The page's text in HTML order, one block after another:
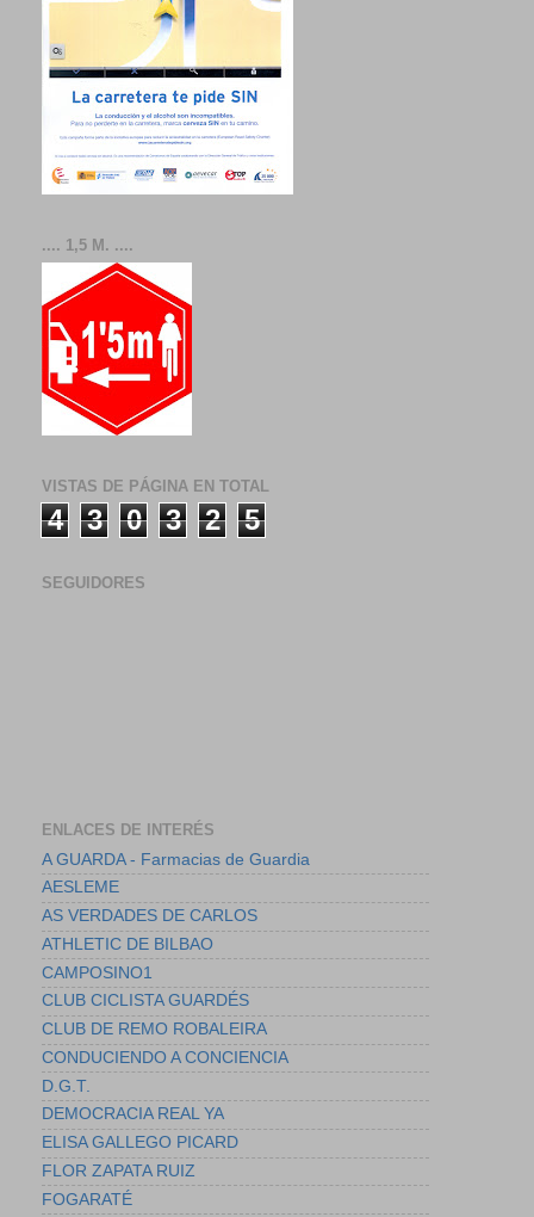
.... 1,5 M. ....
VISTAS DE PÁGINA EN TOTAL
4 3 0 3 2 5
SEGUIDORES
ENLACES DE INTERÉS
A GUARDA - Farmacias de Guardia
AESLEME
AS VERDADES DE CARLOS
ATHLETIC DE BILBAO
CAMPOSINO1
CLUB CICLISTA GUARDÉS
CLUB DE REMO ROBALEIRA
CONDUCIENDO A CONCIENCIA
D.G.T.
DEMOCRACIA REAL YA
ELISA GALLEGO PICARD
FLOR ZAPATA RUIZ
FOGARATÉ